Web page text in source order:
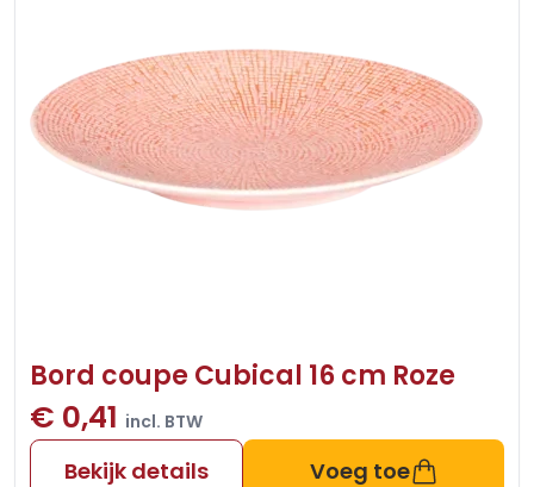
Bord coupe Cubical 16 cm Roze
€ 0,41 incl. BTW
Bekijk details Voeg toe